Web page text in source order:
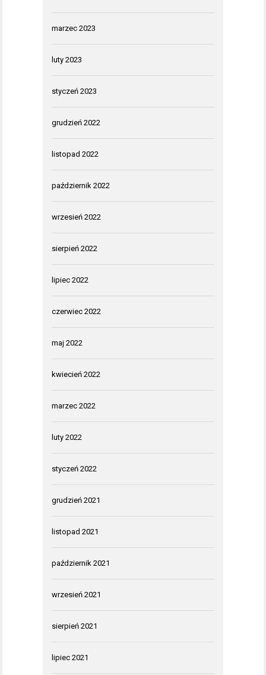
marzec 2023
luty 2023
styczeń 2023
grudzień 2022
listopad 2022
październik 2022
wrzesień 2022
sierpień 2022
lipiec 2022
czerwiec 2022
maj 2022
kwiecień 2022
marzec 2022
luty 2022
styczeń 2022
grudzień 2021
listopad 2021
październik 2021
wrzesień 2021
sierpień 2021
lipiec 2021